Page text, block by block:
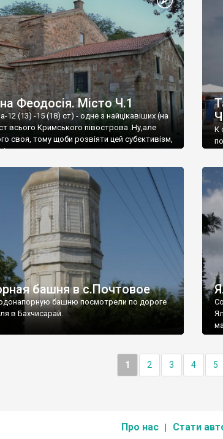
Феодосія. Місто Ч.1
12 (13) -15 (18) ст) - одне з найцікавіших (на
всього Кримського півострова .Ну,але
своя, тому щоби розвіяти цей субєктивізм,
це
К
башня в с.Почтовое
башню посмотрели по дороге
в Бахчисарай.
1 2 3 4 5
Про нас Стати